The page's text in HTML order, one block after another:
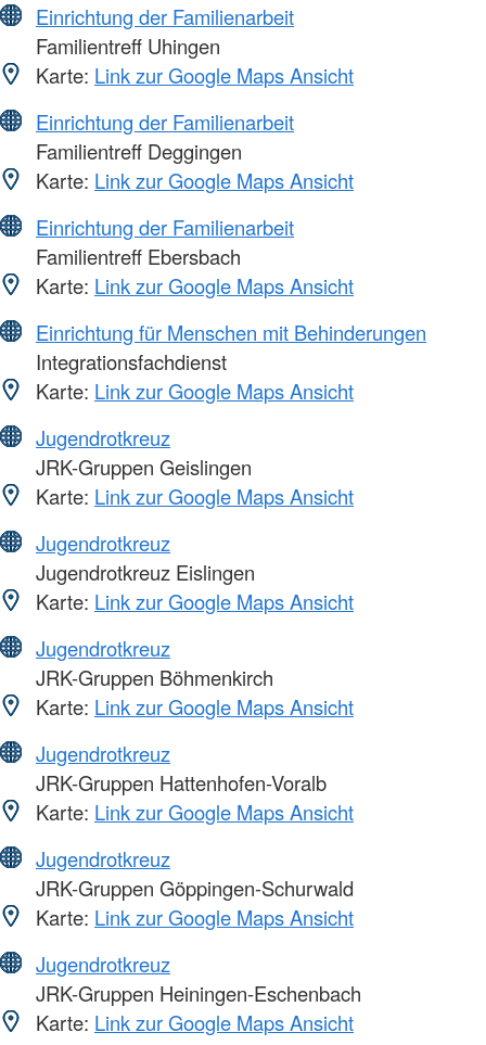
Einrichtung der Familienarbeit
Familientreff Uhingen
Karte: Link zur Google Maps Ansicht
Einrichtung der Familienarbeit
Familientreff Deggingen
Karte: Link zur Google Maps Ansicht
Einrichtung der Familienarbeit
Familientreff Ebersbach
Karte: Link zur Google Maps Ansicht
Einrichtung für Menschen mit Behinderungen
Integrationsfachdienst
Karte: Link zur Google Maps Ansicht
Jugendrotkreuz
JRK-Gruppen Geislingen
Karte: Link zur Google Maps Ansicht
Jugendrotkreuz
Jugendrotkreuz Eislingen
Karte: Link zur Google Maps Ansicht
Jugendrotkreuz
JRK-Gruppen Böhmenkirch
Karte: Link zur Google Maps Ansicht
Jugendrotkreuz
JRK-Gruppen Hattenhofen-Voralb
Karte: Link zur Google Maps Ansicht
Jugendrotkreuz
JRK-Gruppen Göppingen-Schurwald
Karte: Link zur Google Maps Ansicht
Jugendrotkreuz
JRK-Gruppen Heiningen-Eschenbach
Karte: Link zur Google Maps Ansicht